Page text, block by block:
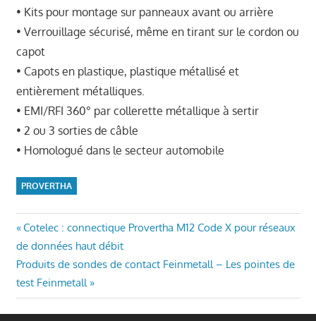
• Kits pour montage sur panneaux avant ou arrière
• Verrouillage sécurisé, même en tirant sur le cordon ou
capot
• Capots en plastique, plastique métallisé et
entièrement métalliques.
• EMI/RFI 360° par collerette métallique à sertir
• 2 ou 3 sorties de câble
• Homologué dans le secteur automobile
PROVERTHA
Navigation
de
l’article
Previous
Post:
Cotelec : connectique Provertha M12 Code X pour réseaux
de données haut débit
Next
Post:
Produits de sondes de contact Feinmetall – Les pointes de
test Feinmetall